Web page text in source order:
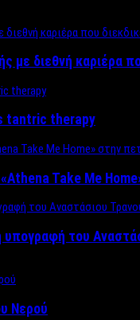
με διεθνή καριέρα
tantric therapy
Take Me
υπογραφή του
Νερού